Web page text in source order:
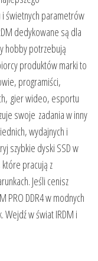
i świetnych parametrów
dedykowane są dla
hobby potrzebują
produktów marki to
programiści,
gier wideo, esportu
swoje zadania w inny
wydajnych i
szybkie dyski SSD w
pracują z
Jeśli cenisz
PRO DDR4 w modnych
Wejdź w świat IRDM i